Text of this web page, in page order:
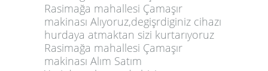
Rasimağa mahallesi Çamaşır
makinası Alıyoruz,degişrdiginiz cihazı
hurdaya atmaktan sizi kurtarıyoruz
Rasimağa mahallesi Çamaşır
makinası Alım Satım